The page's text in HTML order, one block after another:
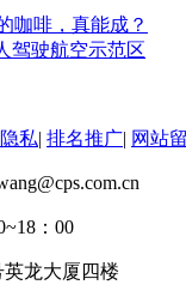
咖啡，真能成？
驾驶航空示范区
私| 排名推广| 网站
：00
龙大厦四楼